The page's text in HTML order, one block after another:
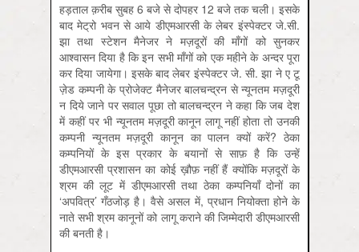
हड़ताल क़रीब सुबह 6 बजे से दोपहर 12 बजे तक चली। इसके
बाद मेट्रो भवन से आये डीएमआरसी के लेबर इंस्पेक्टर जे.सी.
झा तथा स्टेशन मैनेजर ने मज़दूरों की माँगों को सुनकर
आश्वासन दिया है कि इन सभी माँगों को एक महीने के अन्दर पूरा
कर दिया जायेगा। इसके बाद लेबर इंस्पेक्टर जे. सी. झा ने ए टू
ज़ेड कम्पनी के प्रोजेक्ट मैनेजर बालचन्द्रन से न्यूनतम मज़दूरी
न दिये जाने पर सवाल पूछा तो बालचन्द्रन ने कहा कि जब देश
में कहीं पर भी न्यूनतम मज़दूरी कानून लागू नहीं होता तो उनकी
कम्पनी न्यूनतम मज़दूरी कानून का पालन क्यों करें? ठेका
कम्पनियों के इस प्रकार के बयानों से साफ़ है कि उन्हें
डीएमआरसी प्रशासन का कोई ख़ौफ़ नहीं हैं क्योंकि मज़दूरों के
श्रम की लूट में डीएमआरसी तथा ठेका कम्पनियाँ दोनों का
‘अपवित्र’ गँठजोड़ है। वैसे असल में, प्रधान नियोक्ता होने के
नाते सभी श्रम कानूनों को लागू कराने की जिम्मेदारी डीएमआरसी
की बनती है।